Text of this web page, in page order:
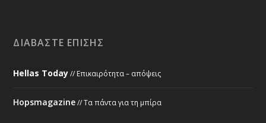
ΔΙΑΒΆΣΤΕ ΕΠΊΣΗΣ
Hellas Today// Επικαιρότητα – απόψεις
Hopsmagazine// Τα πάντα για τη μπίρα